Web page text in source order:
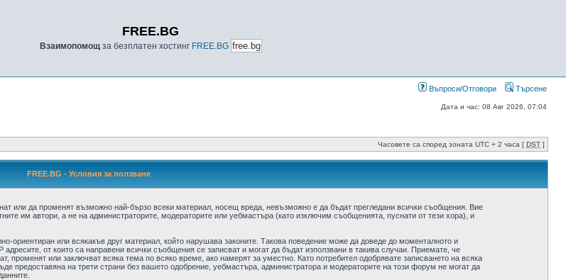
FREE.BG
Взаимопомощза безплатен хостинг FREE.BG
Въпроси/Отговори Търсене
Дата и час: 08 Авг 2026, 07:04
Часовете са според зоната UTC + 2 часа [ DST ]
FREE.BG - Условия за ползване
или да променят възможно най-бързо всеки материал, носещ вреда, невъзможно е да бъдат прегледани всички съобщения. Вие
им автори, а не на администраторите, модераторите или уебмастъра (като изключим съобщенията, пуснати от тези хора), и
ориентиран или всякакъв друг материал, който нарушава законите. Такова поведение може да доведе до моменталното и
от които са направени всички съобщения се записват и могат да бъдат използвани в такива случаи. Приемате, че
или заключват всяка тема по всяко време, ако намерят за уместно. Като потребител одобрявате записването на всяка
предоставяна на трети страни без вашето одобрение, уебмастъра, администратора и модераторите на този форум не могат да